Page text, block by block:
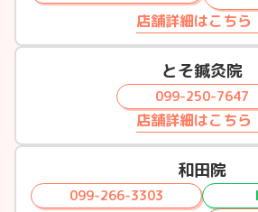
店舗詳細はこちら
とそ鍼灸院
099-250-7647
店舗詳細はこちら
和田院
099-266-3303